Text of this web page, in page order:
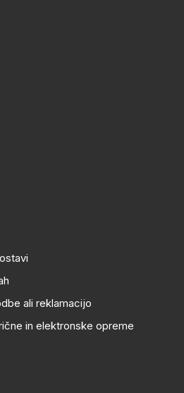
ali reklamacijo
in elektronske opreme